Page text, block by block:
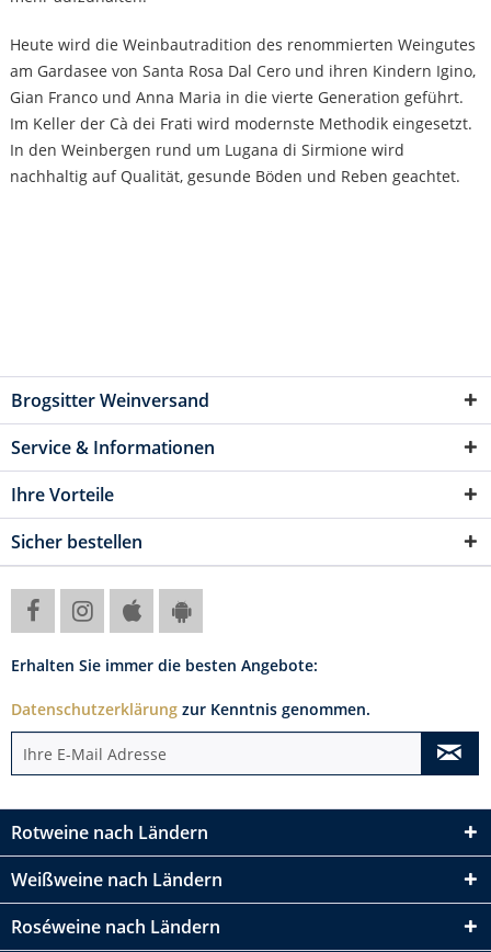
Heute wird die Weinbautradition des renommierten Weingutes
am Gardasee von Santa Rosa Dal Cero und ihren Kindern Igino,
Gian Franco und Anna Maria in die vierte Generation geführt.
Im Keller der Cà dei Frati wird modernste Methodik eingesetzt.
In den Weinbergen rund um Lugana di Sirmione wird
nachhaltig auf Qualität, gesunde Böden und Reben geachtet.
Brogsitter Weinversand
Service & Informationen
Ihre Vorteile
Sicher bestellen
Erhalten Sie immer die besten Angebote:
Datenschutzerklärung zur Kenntnis genommen.
Rotweine nach Ländern
Weißweine nach Ländern
Roséweine nach Ländern